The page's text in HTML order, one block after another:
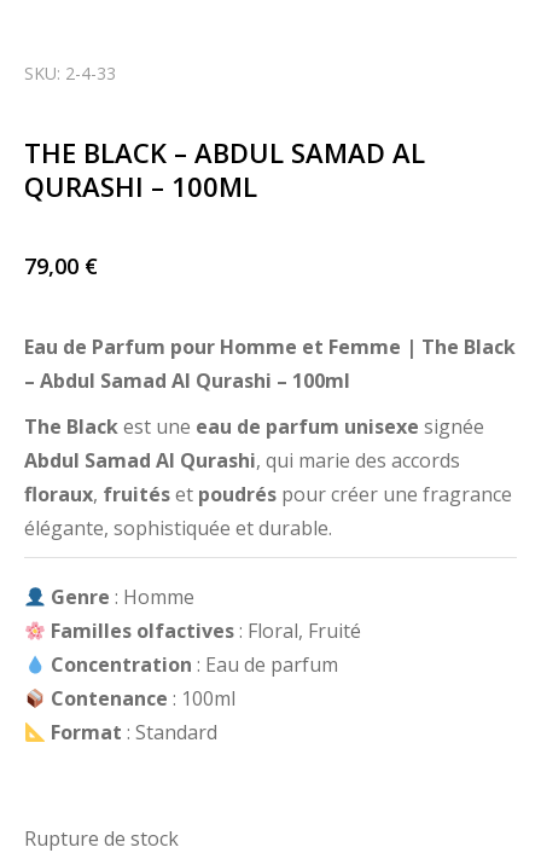
SKU: 2-4-33
THE BLACK – ABDUL SAMAD AL
QURASHI – 100ML
79,00 €
Eau de Parfum pour Homme et Femme | The Black
– Abdul Samad Al Qurashi – 100ml
The Blackest une eau de parfum unisexe signée
Abdul Samad Al Qurashi, qui marie des accords
floraux, fruitéset poudrés pour créer une fragrance
élégante, sophistiquée et durable.
Genre : Homme
Familles olfactives: Floral, Fruité
Concentration : Eau de parfum
Contenance : 100ml
Format : Standard
Rupture de stock